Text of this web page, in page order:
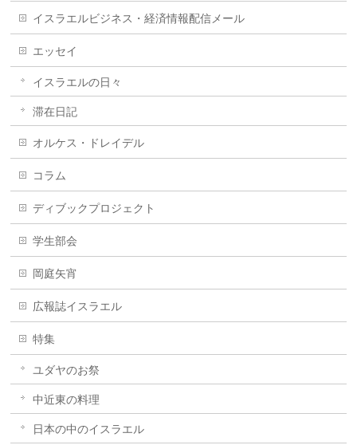
イスラエルビジネス・経済情報配信メール
エッセイ
イスラエルの日々
滞在日記
オルケス・ドレイデル
コラム
ディブックプロジェクト
学生部会
岡庭矢宵
広報誌イスラエル
特集
ユダヤのお祭
中近東の料理
日本の中のイスラエル